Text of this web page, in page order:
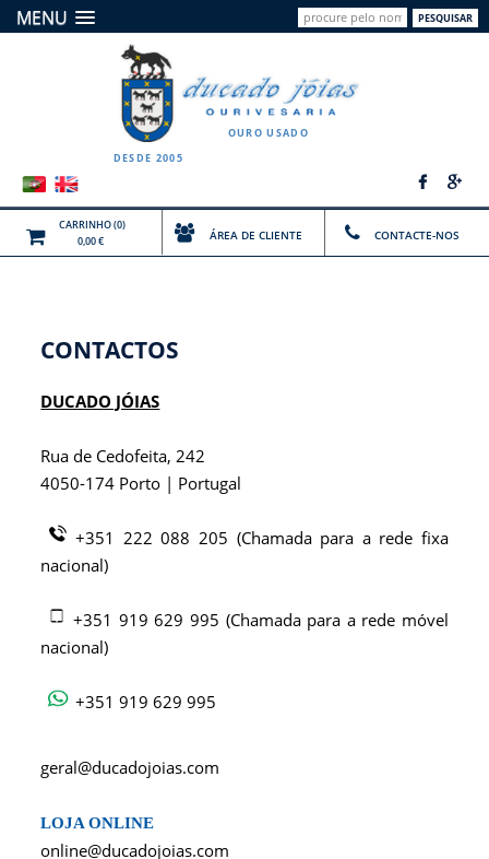
MENU
OURO USADO
DESDE 2005
PESQUISAR
CARRINHO(0)
0,00 €
ÁREA DE CLIENTE CONTACTE-NOS
CONTACTOS
DUCADO JÓIAS
Rua de Cedofeita, 242
4050-174 Porto | Portugal
+351 222 088 205 (Chamada para a rede fixa
nacional)
+351 919 629 995 (Chamada para a rede móvel
nacional)
+351 919 629 995
geral@ducadojoias.com
LOJA ONLINE
online@ducadojoias.com